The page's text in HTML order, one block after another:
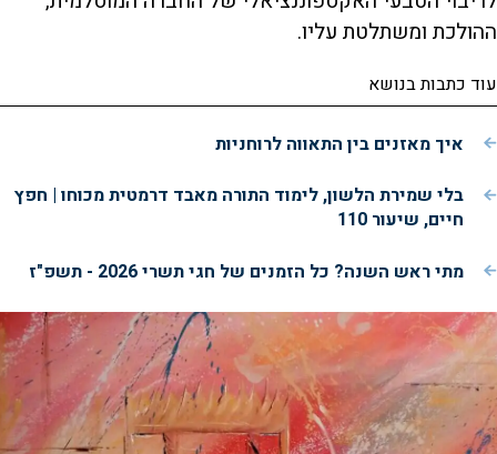
ההולכת ומשתלטת עליו.
עוד כתבות בנושא
איך מאזנים בין התאווה לרוחניות
בלי שמירת הלשון, לימוד התורה מאבד דרמטית מכוחו | חפץ
חיים, שיעור 110
מתי ראש השנה? כל הזמנים של חגי תשרי 2026 - תשפ"ז